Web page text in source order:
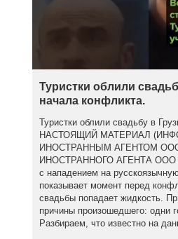
Туристки облили
начала конфликта.
Туристки облили свадьбу в
НАСТОЯЩИЙ МАТЕРИАЛ
ИНОСТРАННЫМ АГЕНТОМ
ИНОСТРАННОГО АГЕНТА ООО
с нападением на
показывает момент перед
свадьбы попадает жидкость.
причины произошедшего: одни
Разбираем, что известно на